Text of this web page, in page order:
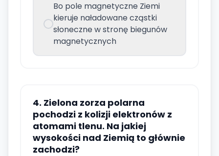
Bo pole magnetyczne Ziemi
kieruje naładowane cząstki
słoneczne w stronę biegunów
magnetycznych
4. Zielona zorza polarna
pochodzi z kolizji elektronów z
atomami tlenu. Na jakiej
wysokości nad Ziemią to głównie
zachodzi?